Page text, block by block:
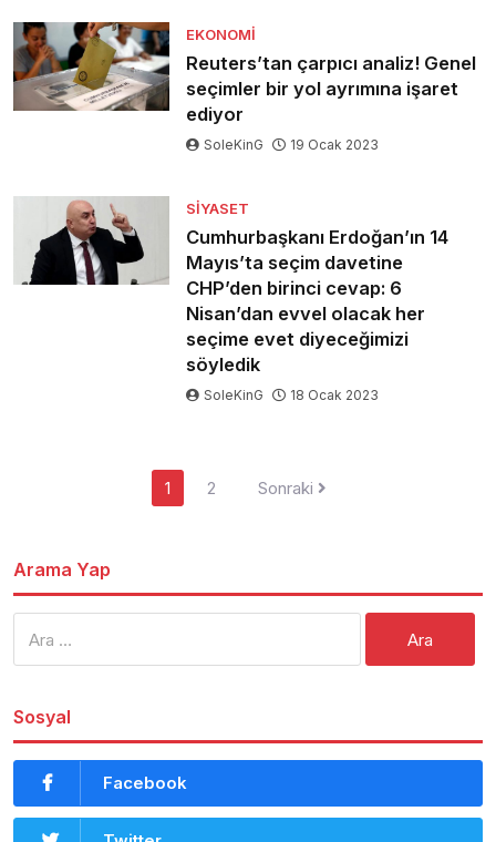
EKONOMI
Reuters’tan çarpıcı analiz! Genel
seçimler bir yol ayrımına işaret
ediyor
SoleKinG 19 Ocak 2023
SIYASET
Cumhurbaşkanı Erdoğan’ın 14
Mayıs’ta seçim davetine
CHP’den birinci cevap: 6
Nisan’dan evvel olacak her
seçime evet diyeceğimizi
söyledik
SoleKinG 18 Ocak 2023
1 2 Sonraki
Arama Yap
Sosyal
Facebook